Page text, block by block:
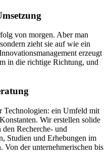
von morgen. Aber man
zieht sie auf wie ein
erzeugt
in die richtige Richtung, und
Technologien: ein Umfeld mit
Wir erstellen solide
Recherche- und
Studien und Erhebungen im
der unternehmerischen bis